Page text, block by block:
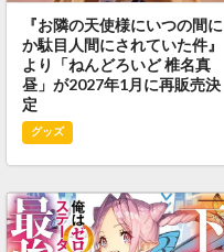
『お隣の天使様にいつの間に
か駄目人間にされていた件』
より「ねんどろいど 椎名真
昼」が2027年1月に再販売決
定
グッズ